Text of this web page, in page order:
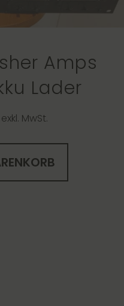
Amps
Lader
exkl. MwSt.